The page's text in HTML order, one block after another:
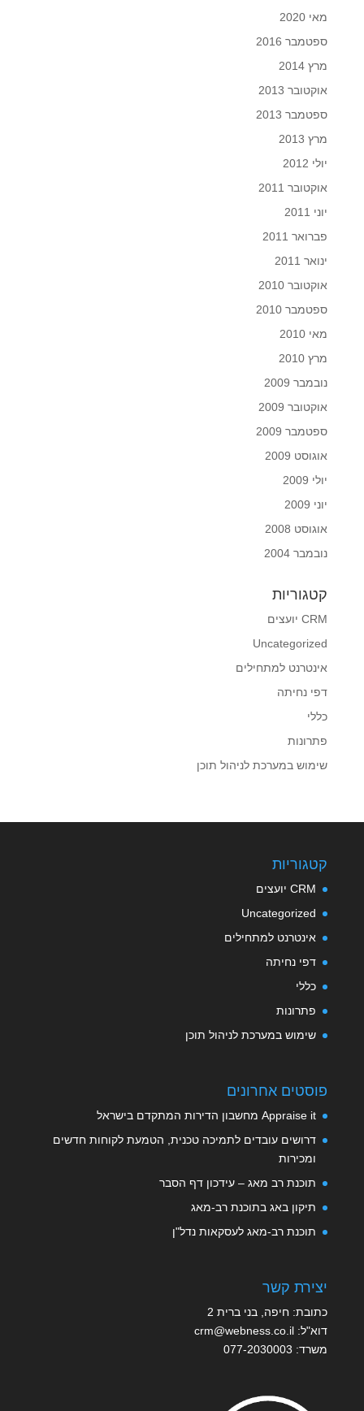
מאי 2020
ספטמבר 2016
מרץ 2014
אוקטובר 2013
ספטמבר 2013
מרץ 2013
יולי 2012
אוקטובר 2011
יוני 2011
פברואר 2011
ינואר 2011
אוקטובר 2010
ספטמבר 2010
מאי 2010
מרץ 2010
נובמבר 2009
אוקטובר 2009
ספטמבר 2009
אוגוסט 2009
יולי 2009
יוני 2009
אוגוסט 2008
נובמבר 2004
קטגוריות
CRM יועצים
Uncategorized
אינטרנט למתחילים
דפי נחיתה
כללי
פתרונות
שימוש במערכת לניהול תוכן
קטגוריות
CRM יועצים
Uncategorized
אינטרנט למתחילים
דפי נחיתה
כללי
פתרונות
שימוש במערכת לניהול תוכן
פוסטים אחרונים
Appraise it מחשבון הדירות המתקדם בישראל
דרושים עובדים לתמיכה טכנית, הטמעת לקוחות חדשים
ומכירות
תוכנת רב מאג – עידכון דף הסבר
תיקון באג בתוכנת רב-מאג
תוכנת רב-מאג לעסקאות נדל"ן
יצירת קשר
כתובת: חיפה, בני ברית 2
דוא"ל: crm@webness.co.il
משרד: 077-2030003